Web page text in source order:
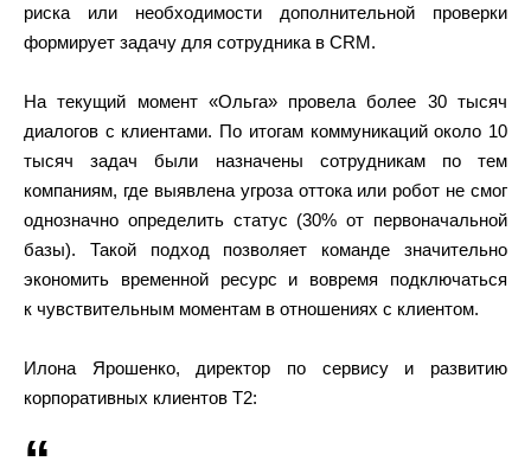
риска или необходимости дополнительной проверки
формирует задачу для сотрудника в CRM.
На текущий момент «Ольга» провела более 30 тысяч
диалогов с клиентами. По итогам коммуникаций около 10
тысяч задач были назначены сотрудникам по тем
компаниям, где выявлена угроза оттока или робот не смог
однозначно определить статус (30% от первоначальной
базы). Такой подход позволяет команде значительно
экономить временной ресурс и вовремя подключаться
к чувствительным моментам в отношениях с клиентом.
Илона Ярошенко, директор по сервису и развитию
корпоративных клиентов T2: